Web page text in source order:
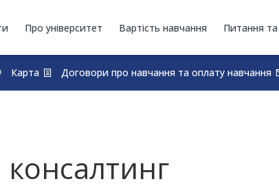
Про університет Вартість навчання Питання та
Карта Договори про навчання та оплату навчання
консалтинг